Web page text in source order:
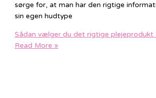
sørge for, at man har den rigtige
sin egen hudtype
Sådan vælger du det rigtige plejeprodukt
Read More »